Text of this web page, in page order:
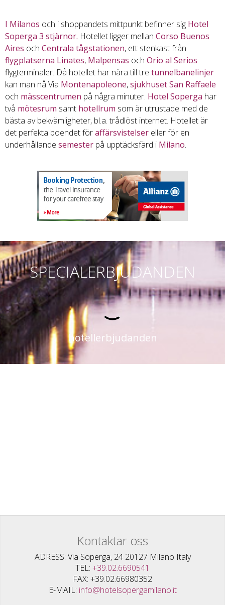
I Milanos och i shoppandets mittpunkt befinner sig Hotel
Soperga 3 stjärnor. Hotellet ligger mellan Corso Buenos
Aires och Centrala tågstationen, ett stenkast från
flygplatserna Linates, Malpensas och Orio al Serios
flygterminaler. Då hotellet har nära till tre tunnelbanelinjer
kan man nå Via Montenapoleone,sjukhuset San Raffaele
och mässcentrumen på några minuter. Hotel Soperga har
två mötesrum samt hotellrum som är utrustade med de
bästa av bekvämligheter, bl.a. trådlöst internet. Hotellet är
det perfekta boendet föraffärsvistelser eller för en
underhållande semester på upptäcksfärd i Milano.
SPECIALERBJUDANDEN
hotellerbjudanden
Kontaktar oss
ADRESS Via Soperga, 24 20127 Milano Italy
TEL +39.02.6690541
FAX +39.02.66980352
E-MAIL info@hotelsopergamilano.it